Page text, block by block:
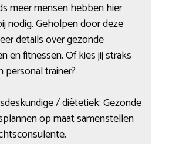
meer mensen hebben hier
nodig. Geholpen door deze
details over gezonde
en fitnessen. Of kies jij straks
trainer?
/ diëtetiek: Gezonde
op maat samenstellen